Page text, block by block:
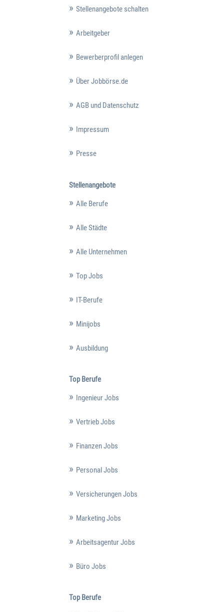
Stellenangebote schalten
Arbeitgeber
Bewerberprofil anlegen
Über Jobbörse.de
AGB und Datenschutz
Impressum
Presse
Stellenangebote
Alle Berufe
Alle Städte
Alle Unternehmen
Top Jobs
IT-Berufe
Minijobs
Ausbildung
Top Berufe
Ingenieur Jobs
Vertrieb Jobs
Finanzen Jobs
Personal Jobs
Versicherungen Jobs
Marketing Jobs
Arbeitsagentur Jobs
Büro Jobs
Top Berufe